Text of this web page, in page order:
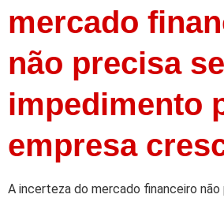
mercado
não precisa
impedimento
empresa
A incerteza do mercado financeiro não